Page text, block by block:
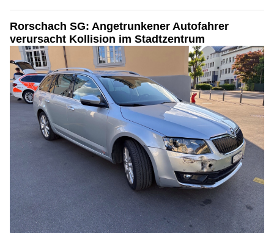
Rorschach SG: Angetrunkener Autofahrer
verursacht Kollision im Stadtzentrum